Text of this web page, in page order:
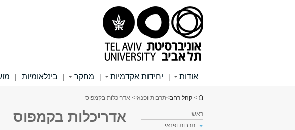
אודות | יחידות אקדמיות | מחקר | בינלאומיות |
הינך נמצא כאן
> קהל רחב>תרבות ופנאי> אדריכלות בקמפוס
ראשי
תרבות ופנאי
אדריכלות בקמפוס